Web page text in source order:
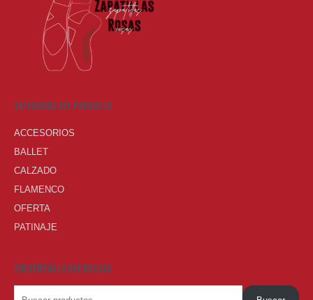
Categorías del producto
ACCESORIOS
BALLET
CALZADO
FLAMENCO
OFERTA
PATINAJE
ENCUENTRA LO QUE BUSCAS